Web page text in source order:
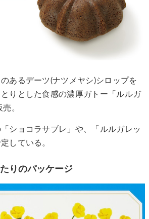
あるデーツ(ナツメヤシ)シロップを
りとした食感の濃厚ガトー「ルルガ
。
ショコラサブレ」や、「ルルガレッ
している。
りのパッケージ